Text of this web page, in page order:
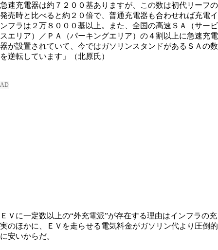
急速充電器は約７２００基ありますが、この数は初代リーフの
発売時と比べると約２０倍で、普通充電器も合わせれば充電イ
ンフラは２万８０００基以上。また、全国の高速ＳＡ（サービ
スエリア）／ＰＡ（パーキングエリア）の４割以上に急速充電
器が設置されていて、今ではガソリンスタンドがあるＳＡの数
を逆転しています」（北原氏）
ＥＶに一定数以上の“外充電派”が存在する理由はインフラの充
実のほかに、ＥＶを走らせる電気料金がガソリン代より圧倒的
に安いからだ。